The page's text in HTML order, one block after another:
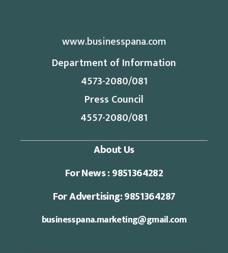
www.businesspana.com
Department of Information
4573-2080/081
Press Council
4557-2080/081
About Us
For News : 9851364282
For Advertising: 9851364287
businesspana.marketing@gmail.com